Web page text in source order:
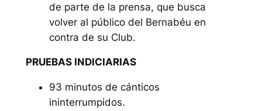
de parte de la prensa, que busca
volver al público del Bernabéu en
contra de su Club.
PRUEBAS INDICIARIAS
93 minutos de cánticos
ininterrumpidos.